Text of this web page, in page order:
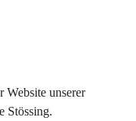
unserer
Stössing.